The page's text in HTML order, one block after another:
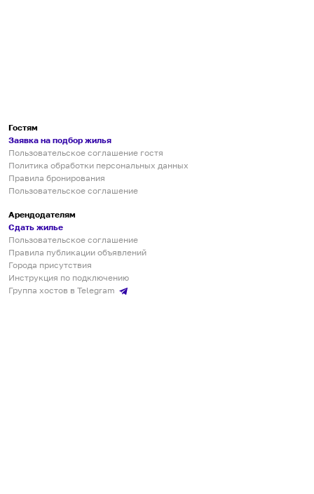
Гостям
Заявка на подбор жилья
Пользовательское соглашение гостя
Политика обработки персональных данных
Правила бронирования
Пользовательское соглашение
Арендодателям
Сдать жилье
Пользовательское соглашение
Правила публикации объявлений
Города присутствия
Инструкция по подключению
Группа хостов в Telegram